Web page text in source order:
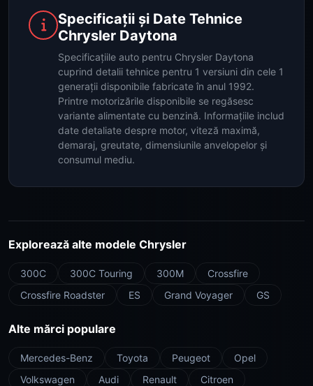
Specificații și Date Tehnice
Chrysler Daytona
Specificațiile auto pentru Chrysler Daytona
cuprind detalii tehnice pentru 1 versiuni din cele 1
generații disponibile fabricate în anul 1992.
Printre motorizările disponibile se regăsesc
variante alimentate cu benzină. Informațiile includ
date detaliate despre motor, viteză maximă,
demaraj, greutate, dimensiunile anvelopelor și
consumul mediu.
Explorează alte modele Chrysler
300C 300C Touring 300M
Crossfire
Crossfire Roadster
ES Grand Voyager GS
Alte mărci populare
Mercedes-Benz Toyota Peugeot
Opel
Volkswagen
Audi Renault Citroen